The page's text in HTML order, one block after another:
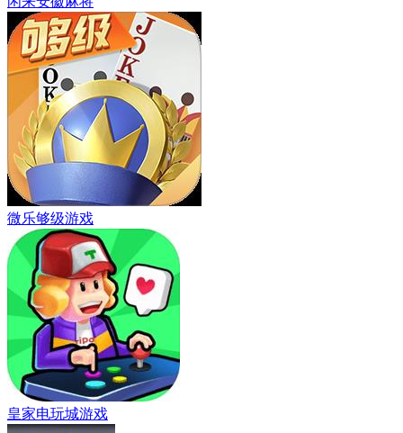
微乐够级游戏
皇家电玩城游戏